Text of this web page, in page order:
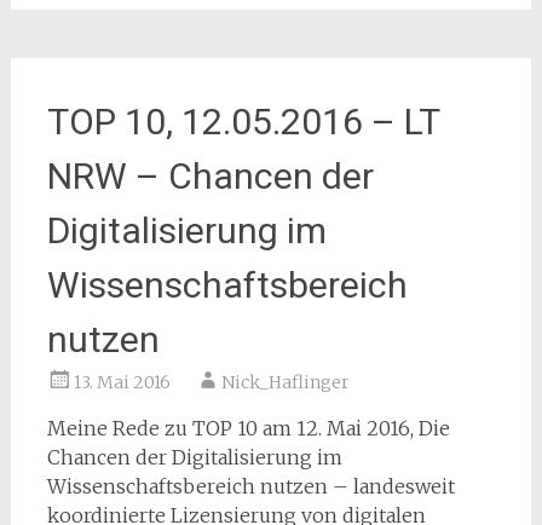
TOP 10, 12.05.2016 – LT
NRW – Chancen der
Digitalisierung im
Wissenschaftsbereich
nutzen
13. Mai 2016 Nick_Haflinger
Meine Rede zu TOP 10 am 12. Mai 2016, Die
Chancen der Digitalisierung im
Wissenschaftsbereich nutzen – landesweit
koordinierte Lizensierung von digitalen